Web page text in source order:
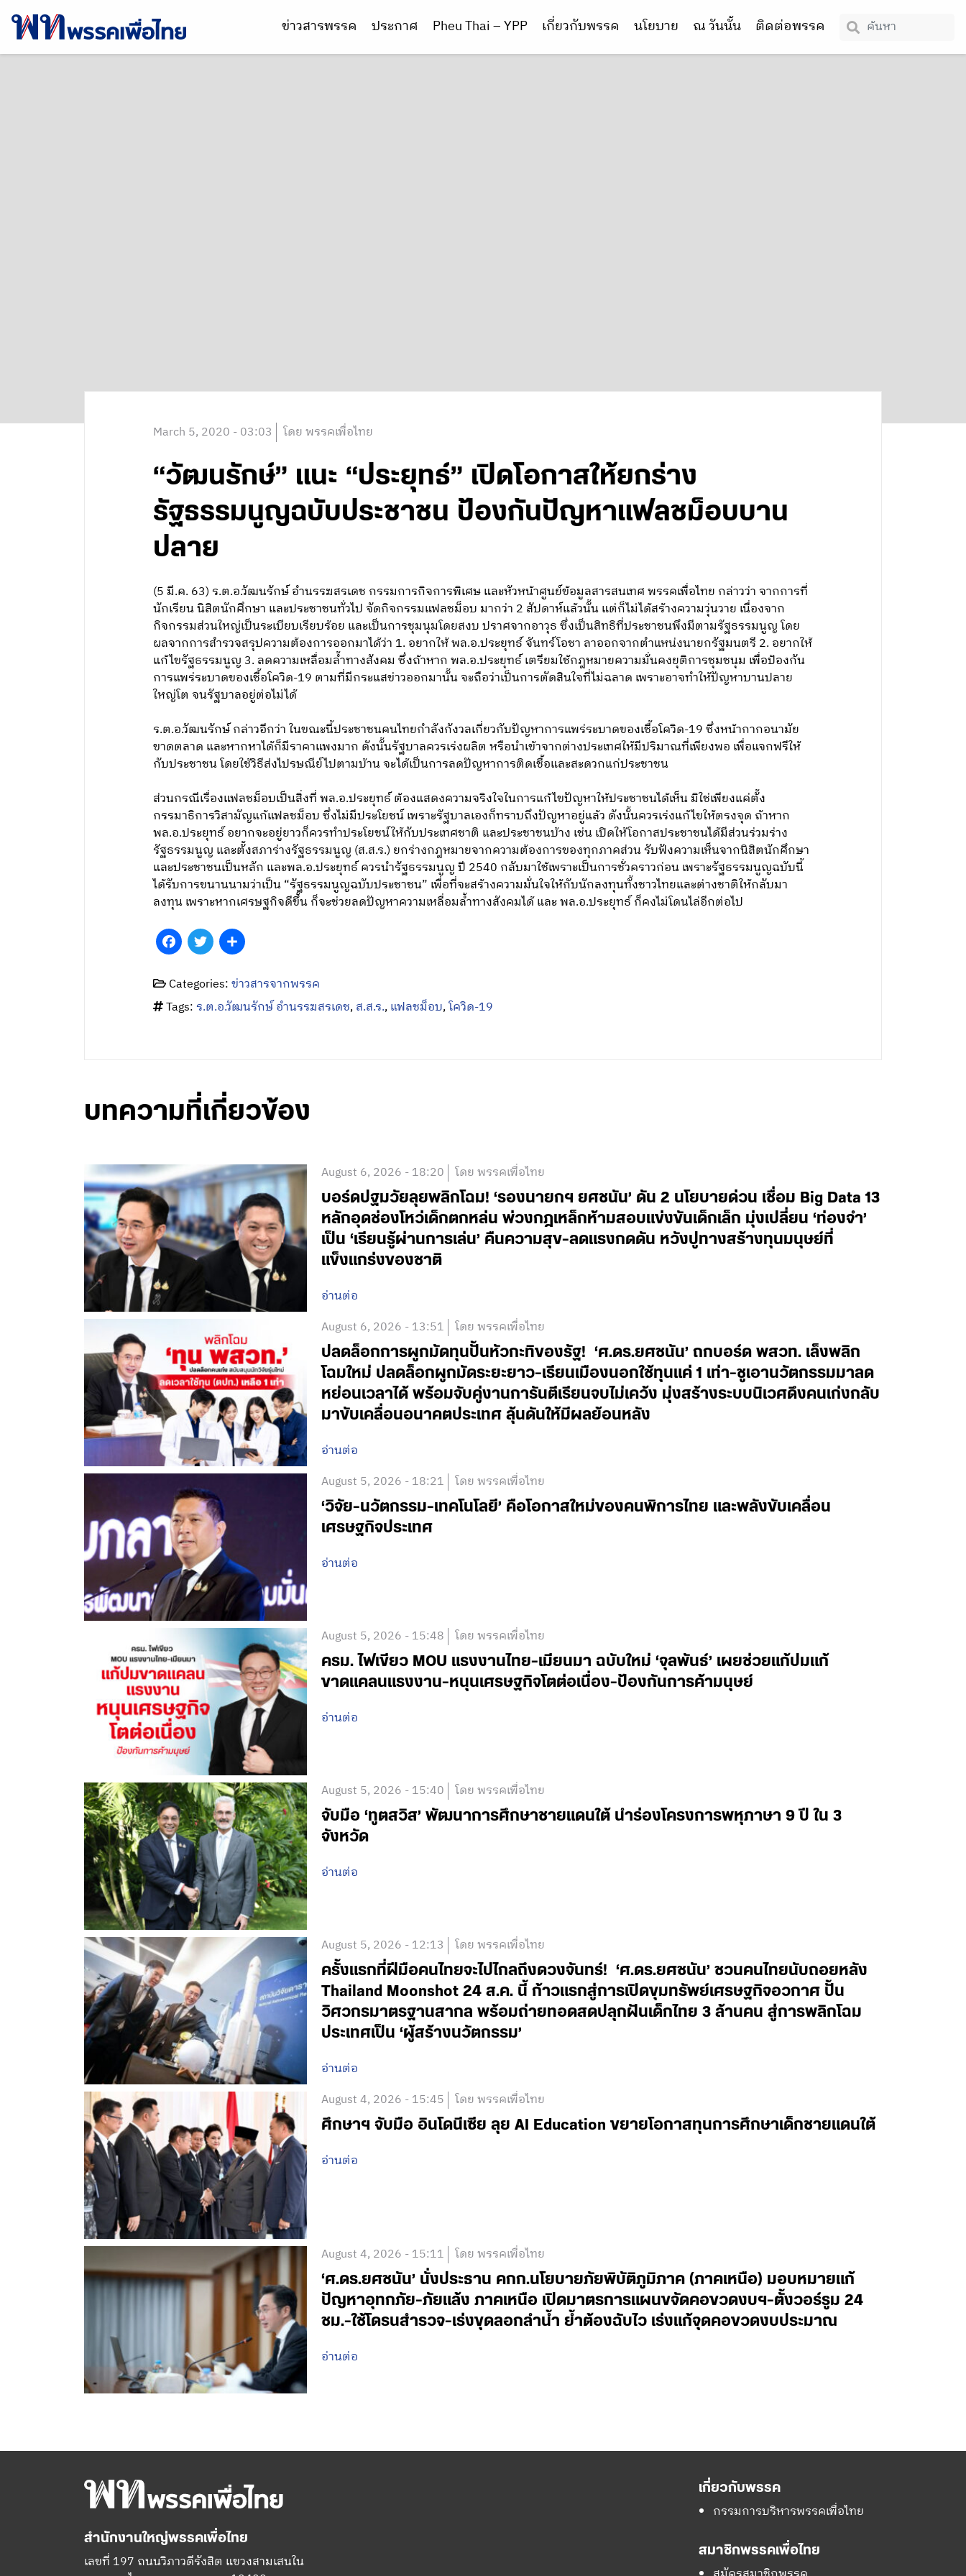
ข่าวสารพรรค ประกาศ Pheu Thai – YPP เกี่ยวกับพรรค นโยบาย ณ วันนั้น ติดต่อพรรค
March 5, 2020 - 03:03 โดย พรรคเพื่อไทย
“วัฒนรักษ์” แนะ “ประยุทธ์” เปิดโอกาสให้ยกร่าง
รัฐธรรมนูญฉบับประชาชน ป้องกันปัญหาแฟลชม็อบบาน
ปลาย
(5 มี.ค. 63) ร.ต.อ.วัฒนรักษ์ อำนรรฆสรเดช กรรมการกิจการพิเศษ และหัวหน้าศูนย์ข้อมูลสารสนเทศ พรรคเพื่อไทย กล่าวว่า จากการที่
นักเรียน นิสิตนักศึกษา และประชาชนทั่วไป จัดกิจกรรมแฟลชม็อบ มากว่า 2 สัปดาห์แล้วนั้น แต่ก็ไม่ได้สร้างความวุ่นวาย เนื่องจาก
กิจกรรมส่วนใหญ่เป็นระเบียบเรียบร้อย และเป็นการชุมนุมโดยสงบ ปราศจากอาวุธ ซึ่งเป็นสิทธิที่ประชาชนพึงมีตามรัฐธรรมนูญ โดย
ผลจากการสำรวจสรุปความต้องการออกมาได้ว่า 1. อยากให้ พล.อ.ประยุทธ์ จันทร์โอชา ลาออกจากตำแหน่งนายกรัฐมนตรี 2. อยากให้
แก้ไขรัฐธรรมนูญ 3. ลดความเหลื่อมล้ำทางสังคม ซึ่งถ้าหาก พล.อ.ประยุทธ์ เตรียมใช้กฎหมายความมั่นคงยุติการชุมชนุม เพื่อป้องกัน
การแพร่ระบาดของเชื้อโควิด-19 ตามที่มีกระแสข่าวออกมานั้น จะถือว่าเป็นการตัดสินใจที่ไม่ฉลาด เพราะอาจทำให้ปัญหาบานปลาย
ใหญ่โต จนรัฐบาลอยู่ต่อไม่ได้
ร.ต.อ.วัฒนรักษ์ กล่าวอีกว่า ในขณะนี้ประชาชนคนไทยกำลังกังวลเกี่ยวกับปัญหาการแพร่ระบาดของเชื้อโควิด-19 ซึ่งหน้ากากอนามัย
ขาดตลาด และหากหาได้ก็มีราคาแพงมาก ดังนั้นรัฐบาลควรเร่งผลิต หรือนำเข้าจากต่างประเทศให้มีปริมาณที่เพียงพอ เพื่อแจกฟรีให้
กับประชาชน โดยใช้วิธีส่งไปรษณีย์ไปตามบ้าน จะได้เป็นการลดปัญหาการติดเชื้อและสะดวกแก่ประชาชน
ส่วนกรณีเรื่องแฟลชม็อบเป็นสิ่งที่ พล.อ.ประยุทธ์ ต้องแสดงความจริงใจในการแก้ไขปัญหาให้ประชาชนได้เห็น มิใช่เพียงแค่ตั้ง
กรรมาธิการวิสามัญแก้แฟลชม็อบ ซึ่งไม่มีประโยชน์ เพราะรัฐบาลเองก็ทราบถึงปัญหาอยู่แล้ว ดังนั้นควรเร่งแก้ไขให้ตรงจุด ถ้าหาก
พล.อ.ประยุทธ์ อยากจะอยู่ยาวก็ควรทำประโยชน์ให้กับประเทศชาติ และประชาชนบ้าง เช่น เปิดให้โอกาสประชาชนได้มีส่วนร่วมร่าง
รัฐธรรมนูญ และตั้งสภาร่างรัฐธรรมนูญ (ส.ส.ร.) ยกร่างกฎหมายจากความต้องการของทุกภาคส่วน รับฟังความเห็นจากนิสิตนักศึกษา
และประชาชนเป็นหลัก และพล.อ.ประยุทธ์ ควรนำรัฐธรรมนูญ ปี 2540 กลับมาใช้เพราะเป็นการชั่วคราวก่อน เพราะรัฐธรรมนูญฉบับนี้
ได้รับการขนานนามว่าเป็น “รัฐธรรมนูญฉบับประชาชน” เพื่อที่จะสร้างความมั่นใจให้กับนักลงทุนทั้งชาวไทยและต่างชาติให้กลับมา
ลงทุน เพราะหากเศรษฐกิจดีขึ้น ก็จะช่วยลดปัญหาความเหลื่อมล้ำทางสังคมได้ และ พล.อ.ประยุทธ์ ก็คงไม่โดนไล่อีกต่อไป
Facebook
TwitterShare
Categories:ข่าวสารจากพรรค
Tags:ร.ต.อ.วัฒนรักษ์ อำนรรฆสรเดช,ส.ส.ร.,แฟลชม็อบ,โควิด-19
บทความที่เกี่ยวข้อง
August 6, 2026 - 18:20 โดย พรรคเพื่อไทย
บอร์ดปฐมวัยลุยพลิกโฉม! ‘รองนายกฯ ยศชนัน’ ดัน 2 นโยบายด่วน เชื่อม Big Data 13
หลักอุดช่องโหว่เด็กตกหล่น พ่วงกฎเหล็กห้ามสอบแข่งขันเด็กเล็ก มุ่งเปลี่ยน ‘ท่องจำ’
เป็น ‘เรียนรู้ผ่านการเล่น’ คืนความสุข-ลดแรงกดดัน หวังปูทางสร้างทุนมนุษย์ที่
แข็งแกร่งของชาติ
อ่านต่อ
August 6, 2026 - 13:51 โดย พรรคเพื่อไทย
ปลดล็อกการผูกมัดทุนปั้นหัวกะทิของรัฐ! ‘ศ.ดร.ยศชนัน’ ถกบอร์ด พสวท. เล็งพลิก
โฉมใหม่ ปลดล็อกผูกมัดระยะยาว-เรียนเมืองนอกใช้ทุนแค่ 1 เท่า-ชูเอานวัตกรรมมาลด
หย่อนเวลาได้ พร้อมจับคู่งานการันตีเรียนจบไม่เคว้ง มุ่งสร้างระบบนิเวศดึงคนเก่งกลับ
มาขับเคลื่อนอนาคตประเทศ ลุ้นดันให้มีผลย้อนหลัง
อ่านต่อ
August 5, 2026 - 18:21 โดย พรรคเพื่อไทย
‘วิจัย-นวัตกรรม-เทคโนโลยี’ คือโอกาสใหม่ของคนพิการไทย และพลังขับเคลื่อน
เศรษฐกิจประเทศ
อ่านต่อ
August 5, 2026 - 15:48 โดย พรรคเพื่อไทย
ครม. ไฟเขียว MOU แรงงานไทย-เมียนมา ฉบับใหม่ ‘จุลพันธ์’ เผยช่วยแก้ปมแก้
ขาดแคลนแรงงาน-หนุนเศรษฐกิจโตต่อเนื่อง-ป้องกันการค้ามนุษย์
อ่านต่อ
August 5, 2026 - 15:40 โดย พรรคเพื่อไทย
จับมือ ‘ทูตสวิส’ พัฒนาการศึกษาชายแดนใต้ นำร่องโครงการพหุภาษา 9 ปี ใน 3
จังหวัด
อ่านต่อ
August 5, 2026 - 12:13 โดย พรรคเพื่อไทย
ครั้งแรกที่ฝีมือคนไทยจะไปไกลถึงดวงจันทร์! ‘ศ.ดร.ยศชนัน’ ชวนคนไทยนับถอยหลัง
Thailand Moonshot 24 ส.ค. นี้ ก้าวแรกสู่การเปิดขุมทรัพย์เศรษฐกิจอวกาศ ปั้น
วิศวกรมาตรฐานสากล พร้อมถ่ายทอดสดปลุกฝันเด็กไทย 3 ล้านคน สู่การพลิกโฉม
ประเทศเป็น ‘ผู้สร้างนวัตกรรม’
อ่านต่อ
August 4, 2026 - 15:45 โดย พรรคเพื่อไทย
ศึกษาฯ จับมือ อินโดนีเซีย ลุย AI Education ขยายโอกาสทุนการศึกษาเด็กชายแดนใต้
อ่านต่อ
August 4, 2026 - 15:11 โดย พรรคเพื่อไทย
‘ศ.ดร.ยศชนัน’ นั่งประธาน คกก.นโยบายภัยพิบัติภูมิภาค (ภาคเหนือ) มอบหมายแก้
ปัญหาอุทกภัย-ภัยแล้ง ภาคเหนือ เปิดมาตรการแผนขจัดคอขวดงบฯ-ตั้งวอร์รูม 24
ชม.-ใช้โดรนสำรวจ-เร่งขุดลอกลำน้ำ ย้ำต้องฉับไว เร่งแก้จุดคอขวดงบประมาณ
อ่านต่อ
สำนักงานใหญ่พรรคเพื่อไทย
เลขที่ 197 ถนนวิภาวดีรังสิต แขวงสามเสนใน
เกี่ยวกับพรรค
กรรมการบริหารพรรคเพื่อไทย
สมาชิกพรรคเพื่อไทย